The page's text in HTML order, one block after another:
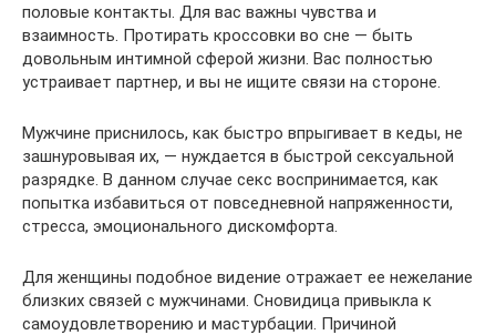
половые контакты. Для вас важны чувства и
взаимность. Протирать кроссовки во сне — быть
довольным интимной сферой жизни. Вас полностью
устраивает партнер, и вы не ищите связи на стороне.
Мужчине приснилось, как быстро впрыгивает в кеды, не
зашнуровывая их, — нуждается в быстрой сексуальной
разрядке. В данном случае секс воспринимается, как
попытка избавиться от повседневной напряженности,
стресса, эмоционального дискомфорта.
Для женщины подобное видение отражает ее нежелание
близких связей с мужчинами. Сновидица привыкла к
самоудовлетворению и мастурбации. Причиной